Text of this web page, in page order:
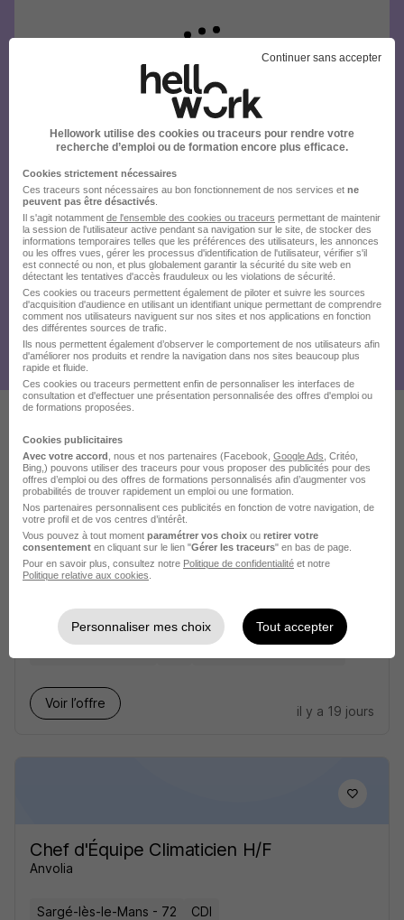
Ces offres pourraient aussi
vous intéresser
Metteur au Point CVC H/F
Voir l’offre
il y a 19 jours
Chef d'Équipe Climaticien H/F
Anvolia
Sargé-lès-le-Mans - 72 CDI
Continuer sans accepter
Hellowork utilise des cookies ou traceurs pour rendre votre
recherche d’emploi ou de formation encore plus efficace.
Cookies strictement nécessaires
Ces traceurs sont nécessaires au bon fonctionnement de nos services et ne
peuvent pas être désactivés
Il s'agit notamment de l'ensemble des cookies ou traceurs permettant de maintenir
la session de l'utilisateur active pendant sa navigation sur le site, de stocker des
informations temporaires telles que les préférences des utilisateurs, les annonces
ou les offres vues, gérer les processus d'identification de l'utilisateur, vérifier s'il
est connecté ou non, et plus globalement garantir la sécurité du site web en
détectant les tentatives d'accès frauduleux ou les violations de sécurité.
Ces cookies ou traceurs permettent également de piloter et suivre les sources
d'acquisition d'audience en utilisant un identifiant unique permettant de comprendre
comment nos utilisateurs naviguent sur nos sites et nos applications en fonction
des différentes sources de trafic.
Ils nous permettent également d’observer le comportement de nos utilisateurs afin
d'améliorer nos produits et rendre la navigation dans nos sites beaucoup plus
rapide et fluide.
Ces cookies ou traceurs permettent enfin de personnaliser les interfaces de
consultation et d'effectuer une présentation personnalisée des offres d'emploi ou
de formations proposées.
Cookies publicitaires
Avec votre accord , nous et nos partenaires (Facebook, Google Ads , Critéo,
Bing,) pouvons utiliser des traceurs pour vous proposer des publicités pour des
offres d’emploi ou des offres de formations personnalisés afin d’augmenter vos
probabilités de trouver rapidement un emploi ou une formation.
Nos partenaires personnalisent ces publicités en fonction de votre navigation, de
votre profil et de vos centres d’intérêt.
Vous pouvez à tout moment paramétrer vos choix ou retirer votre
consentement en cliquant sur le lien "Gérer les traceurs" en bas de page.
Pour en savoir plus, consultez notre Politique de confidentialité et notre
Politique relative aux cookies
Personnaliser mes choix Tout accepter